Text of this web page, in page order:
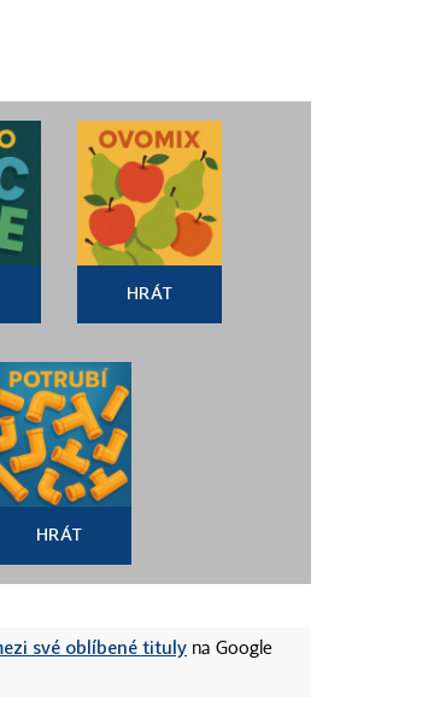
HRÁT
HRÁT
své oblíbené tituly na Google